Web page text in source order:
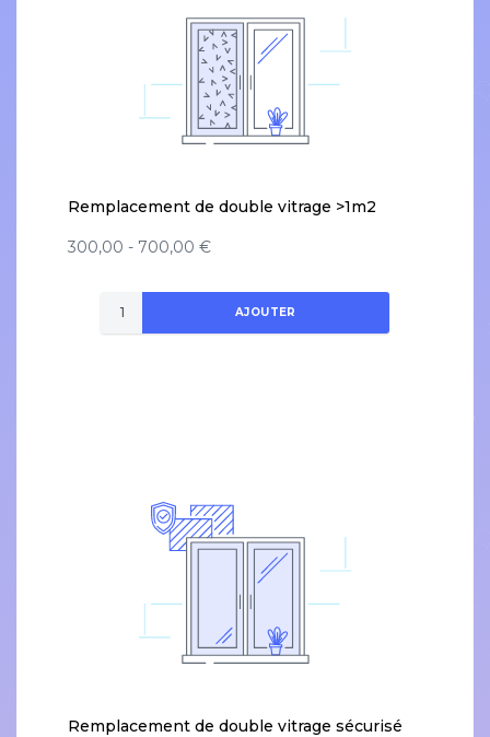
Remplacement de double vitrage >1m2
300,00 - 700,00 €
AJOUTER
Remplacement de double vitrage sécurisé